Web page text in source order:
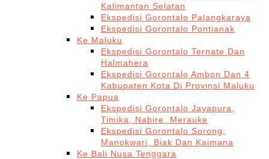
Kalimantan Selatan
Ekspedisi Gorontalo Palangkaraya
Ekspedisi Gorontalo Pontianak
Ke Maluku
Ekspedisi Gorontalo Ternate Dan
Halmahera
Ekspedisi Gorontalo Ambon Dan 4
Kabupaten Kota Di Provinsi Maluku
Ke Papua
Ekspedisi Gorontalo Jayapura,
Timika, Nabire, Merauke
Ekspedisi Gorontalo Sorong,
Manokwari, Biak Dan Kaimana
Ke Bali Nusa Tenggara